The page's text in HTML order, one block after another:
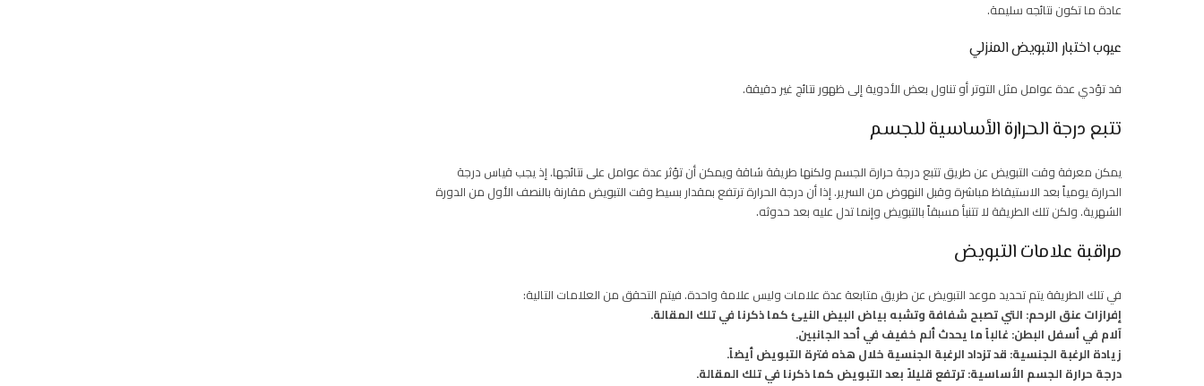
عادة ما تكون نتائجه سليمة.
عيوب اختبار التبويض المنزلي
قد تؤدي عدة عوامل مثل التوتر أو تناول بعض الأدوية إلى ظهور نتائج غير دقيقة.
تتبع درجة الحرارة الأساسية للجسم
يمكن معرفة وقت التبويض عن طريق تتبع درجة حرارة الجسم ولكنها طريقة شاقة ويمكن أن تؤثر عدة عوامل على نتائجها. إذ يجب قياس درجة
الحرارة يومياً بعد الاستيقاظ مباشرة وقبل النهوض من السرير. إذا أن درجة الحرارة ترتفع بمقدار بسيط وقت التبويض مقارنة بالنصف الأول من الدورة
الشهرية. ولكن تلك الطريقة لا تتنبأ مسبقاً بالتبويض وإنما تدل عليه بعد حدوثه.
مراقبة علامات التبويض
في تلك الطريقة يتم تحديد موعد التبويض عن طريق متابعة عدة علامات وليس علامة واحدة. فيتم التحقق من العلامات التالية:
إفرازات عنق الرحم: التي تصبح شفافة وتشبه بياض البيض النيئ كما ذكرنا في تلك المقالة.
آلام في أسفل البطن: غالباً ما يحدث ألم خفيف في أحد الجانبين.
زيادة الرغبة الجنسية: قد تزداد الرغبة الجنسية خلال هذه فترة التبويض أيضاً.
درجة حرارة الجسم الأساسية: ترتفع قليلاً بعد التبويض كما ذكرنا في تلك المقالة.